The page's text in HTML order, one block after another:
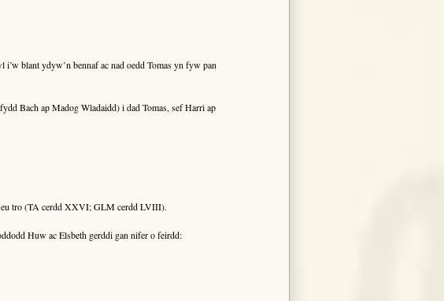
i’w blant ydyw’n bennaf ac nad oedd Tomas yn fyw pan
Bach ap Madog Wladaidd) i dad Tomas, sef Harri ap
tro (TA cerdd XXVI; GLM cerdd LVIII).
Huw ac Elsbeth gerddi gan nifer o feirdd: